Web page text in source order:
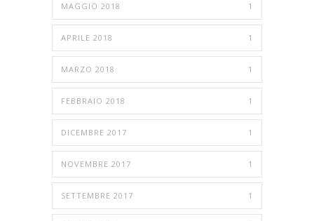
MAGGIO 2018 1
APRILE 2018 1
MARZO 2018 1
FEBBRAIO 2018 1
DICEMBRE 2017 1
NOVEMBRE 2017 1
SETTEMBRE 2017 1